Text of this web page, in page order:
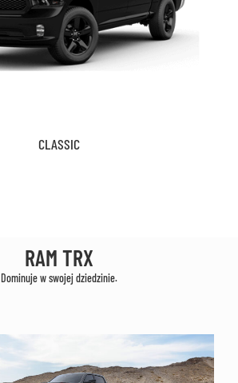
CLASSIC
RAM TRX
Dominuje w swojej dziedzinie.